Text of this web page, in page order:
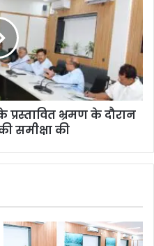
प्रस्तावित भ्रमण के दौरान
समीक्षा की